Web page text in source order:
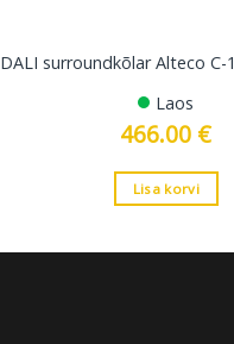
DALI surroundkõlar Alteco C-
Laos
466.00 €
Lisa korvi